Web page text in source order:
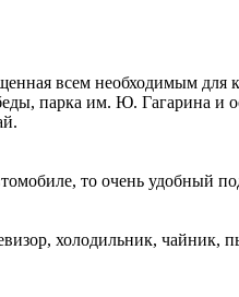
всем необходимым для
парка им. Ю. Гагарина и
то очень удобный
холодильник, чайник,